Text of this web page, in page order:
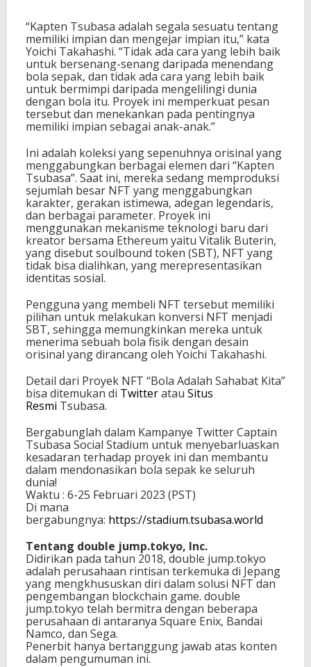
K
a
p
t
e
n
T
s
u
a
s
a
“Kapten Tsubasa adalah segala sesuatu tentang
memiliki impian dan mengejar impian itu,” kata
Yoichi Takahashi. “Tidak ada cara yang lebih baik
untuk bersenang-senang daripada menendang
bola sepak, dan tidak ada cara yang lebih baik
untuk bermimpi daripada mengelilingi dunia
dengan bola itu. Proyek ini memperkuat pesan
tersebut dan menekankan pada pentingnya
memiliki impian sebagai anak-anak.”
Ini adalah koleksi yang sepenuhnya orisinal yang
menggabungkan berbagai elemen dari “Kapten
Tsubasa”. Saat ini, mereka sedang memproduksi
sejumlah besar NFT yang menggabungkan
karakter, gerakan istimewa, adegan legendaris,
dan berbagai parameter. Proyek ini
menggunakan mekanisme teknologi baru dari
kreator bersama Ethereum yaitu Vitalik Buterin,
yang disebut soulbound token (SBT), NFT yang
tidak bisa dialihkan, yang merepresentasikan
identitas sosial.
Pengguna yang membeli NFT tersebut memiliki
pilihan untuk melakukan konversi NFT menjadi
SBT, sehingga memungkinkan mereka untuk
menerima sebuah bola fisik dengan desain
orisinal yang dirancang oleh Yoichi Takahashi.
Detail dari Proyek NFT “Bola Adalah Sahabat Kita”
bisa ditemukan di Twitteratau Situs
Resmi Tsubasa.
Bergabunglah dalam Kampanye Twitter Captain
Tsubasa Social Stadium untuk menyebarluaskan
kesadaran terhadap proyek ini dan membantu
dalam mendonasikan bola sepak ke seluruh
dunia!
Waktu : 6-25 Februari 2023 (PST)
Di mana
bergabungnya: https://stadium.tsubasa.world
Tentang double jump.tokyo, Inc.
Didirikan pada tahun 2018, double jump.tokyo
adalah perusahaan rintisan terkemuka di Jepang
yang mengkhususkan diri dalam solusi NFT dan
pengembangan blockchain game. double
jump.tokyo telah bermitra dengan beberapa
perusahaan di antaranya Square Enix, Bandai
Namco, dan Sega.
Penerbit hanya bertanggung jawab atas konten
dalam pengumuman ini.